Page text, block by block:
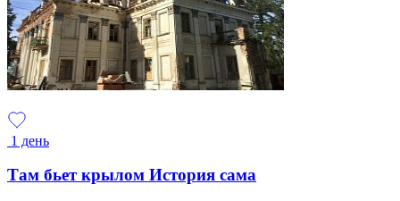
1 день
Там бьет крылом История сама